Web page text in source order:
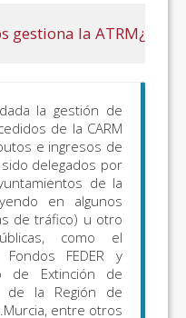
La ATRM tiene
los impuestos propios y
y la de todos aquellos
derecho público que han
un amplio número de
Región de Murcia
casos la gestión de multas
tipo de entidades
Organismo Pagador de
FEADER o el Consorcio
Incendios y Salvamento